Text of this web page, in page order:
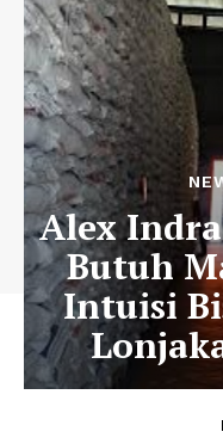
Alex
Butuh
Intuisi